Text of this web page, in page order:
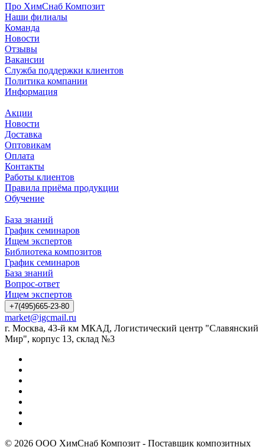
Про ХимСнаб Композит
Наши филиалы
Команда
Новости
Отзывы
Вакансии
Служба поддержки клиентов
Политика компании
Информация
Акции
Новости
Доставка
Оптовикам
Оплата
Контакты
Работы клиентов
Правила приёма продукции
Обучение
База знаний
График семинаров
Ищем экспертов
Библиотека композитов
График семинаров
База знаний
Вопрос-ответ
Ищем экспертов
+7(495)665-23-80
market@igcmail.ru
г. Москва, 43-й км МКАД, Логистический центр "Славянский
Мир", корпус 13, склад №3
© 2026 ООО ХимСнаб Композит - Поставщик композитных